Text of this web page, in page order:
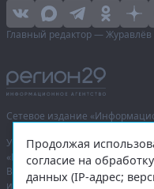
Главный редактор —
Сетевое издание
Учредитель — общество с
«Правда Севера».
Выписка из реестра
информации:ЭЛ № ФС 77-
Продолжая
согласие на
данных (IP-адрес;